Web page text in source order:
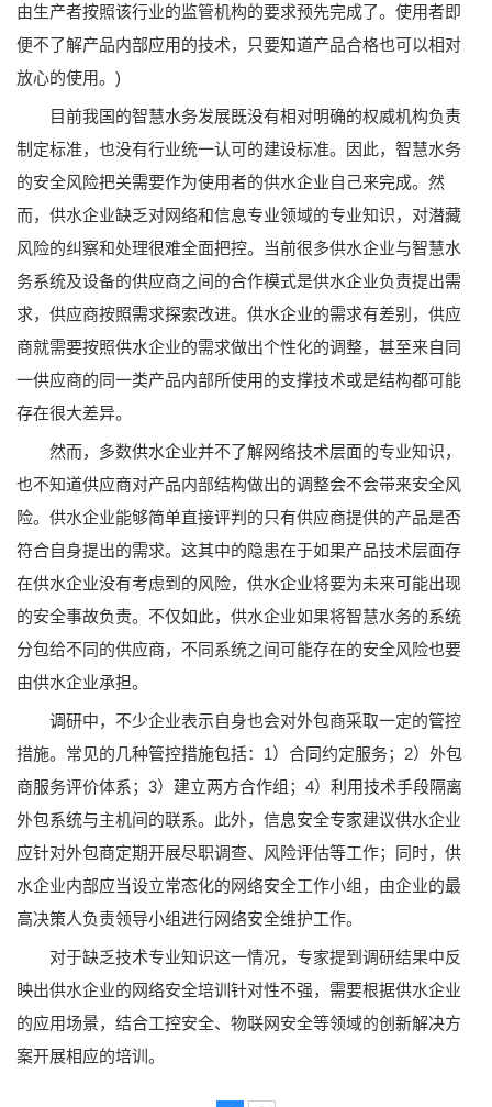
由生产者按照该行业的监管机构的要求预先完成了。使用者即
便不了解产品内部应用的技术，只要知道产品合格也可以相对
放心的使用。)
目前我国的智慧水务发展既没有相对明确的权威机构负责
制定标准，也没有行业统一认可的建设标准。因此，智慧水务
的安全风险把关需要作为使用者的供水企业自己来完成。然
而，供水企业缺乏对网络和信息专业领域的专业知识，对潜藏
风险的纠察和处理很难全面把控。当前很多供水企业与智慧水
务系统及设备的供应商之间的合作模式是供水企业负责提出需
求，供应商按照需求探索改进。供水企业的需求有差别，供应
商就需要按照供水企业的需求做出个性化的调整，甚至来自同
一供应商的同一类产品内部所使用的支撑技术或是结构都可能
存在很大差异。
然而，多数供水企业并不了解网络技术层面的专业知识，
也不知道供应商对产品内部结构做出的调整会不会带来安全风
险。供水企业能够简单直接评判的只有供应商提供的产品是否
符合自身提出的需求。这其中的隐患在于如果产品技术层面存
在供水企业没有考虑到的风险，供水企业将要为未来可能出现
的安全事故负责。不仅如此，供水企业如果将智慧水务的系统
分包给不同的供应商，不同系统之间可能存在的安全风险也要
由供水企业承担。
调研中，不少企业表示自身也会对外包商采取一定的管控
措施。常见的几种管控措施包括：1）合同约定服务；2）外包
商服务评价体系；3）建立两方合作组；4）利用技术手段隔离
外包系统与主机间的联系。此外，信息安全专家建议供水企业
应针对外包商定期开展尽职调查、风险评估等工作；同时，供
水企业内部应当设立常态化的网络安全工作小组，由企业的最
高决策人负责领导小组进行网络安全维护工作。
对于缺乏技术专业知识这一情况，专家提到调研结果中反
映出供水企业的网络安全培训针对性不强，需要根据供水企业
的应用场景，结合工控安全、物联网安全等领域的创新解决方
案开展相应的培训。